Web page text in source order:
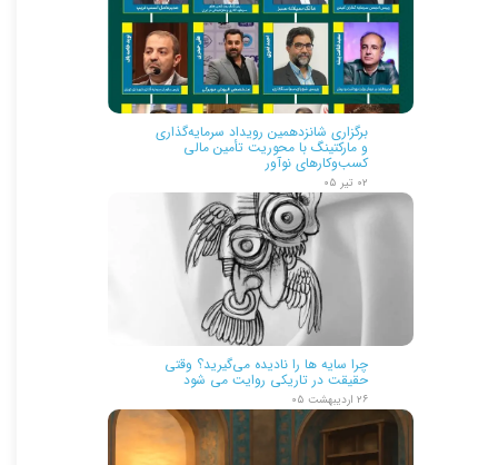
برگزاری شانزدهمین رویداد سرمایه‌گذاری
و مارکتینگ با محوریت تأمین مالی
کسب‌وکارهای نوآور
۰۲ تیر ۰۵
چرا سایه ها را نادیده می‌گیرید؟ وقتی
حقیقت در تاریکی روایت می شود
۲۶ اردیبهشت ۰۵